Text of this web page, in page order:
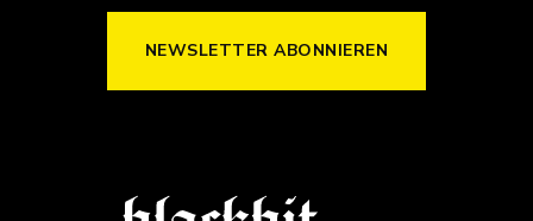
NEWSLETTER ABONNIEREN